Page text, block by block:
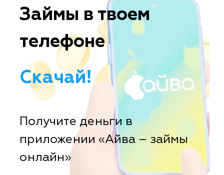
Займы в твоем
телефоне
Скачай!
Получите деньги в
приложении «Айва – займы
онлайн»